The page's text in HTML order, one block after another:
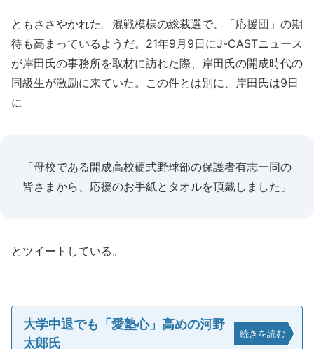
ともささやかれた。混戦模様の総裁選で、「応援団」の期
待も高まっているようだ。21年9月9日にJ-CASTニュース
が岸田氏の事務所を取材に訪れた際、岸田氏の開成時代の
同級生が激励に来ていた。この件とは別に、岸田氏は9日
に
「母校である開成高校硬式野球部の保護者有志一同の
皆さまから、応援のお手紙とタオルを頂戴しました」
とツイートしている。
大学中退でも「愛塾心」高めの河野
太郎氏
続きを読む